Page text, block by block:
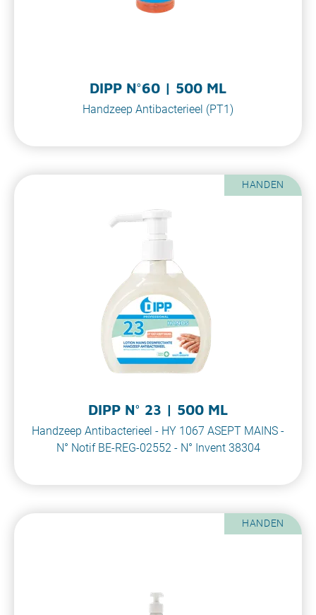
DIPP N°60 | 500 ML
Handzeep Antibacterieel (PT1)
HANDEN
DIPP N° 23 | 500 ML
Handzeep Antibacterieel - HY 1067 ASEPT MAINS -
N° Notif BE-REG-02552 - N° Invent 38304
HANDEN